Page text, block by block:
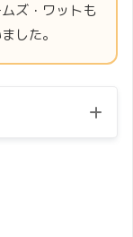
ズ・ワットも
した。